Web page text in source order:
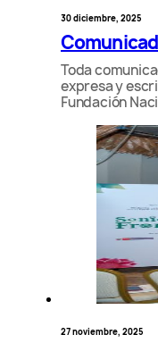
30 diciembre, 2025
Toda
expresa y
Fundación
27 noviembre, 2025